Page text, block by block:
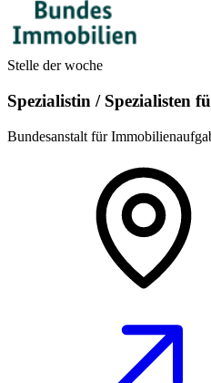
Stelle der woche
Spezialistin / Spezialisten
Bundesanstalt für